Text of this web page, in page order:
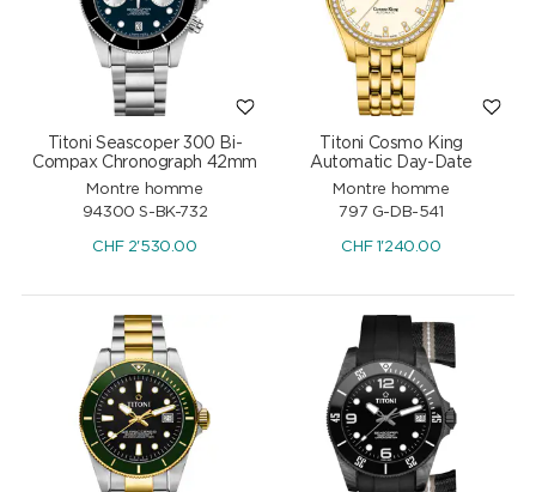
Titoni Seascoper 300 Bi-
Compax Chronograph 42mm
Montre homme
94300 S-BK-732
CHF2'530.00
Titoni Cosmo King
Automatic Day-Date
Montre homme
797 G-DB-541
CHF1'240.00